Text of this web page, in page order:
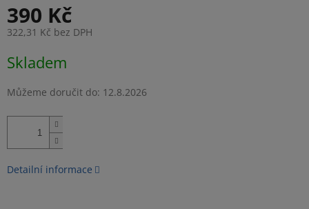
390 Kč
322,31 Kč bez DPH
cena:
Skladem
Můžeme doručit do: 12.8.2026
Detailní informace